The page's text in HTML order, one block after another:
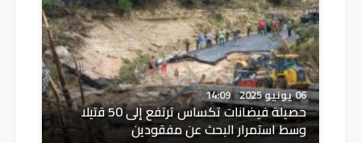
06 يونيو 2025 14:09
حصيلة فيضانات تكساس ترتفع إلى 50 قتيلا
وسط استمرار البحث عن مفقودين